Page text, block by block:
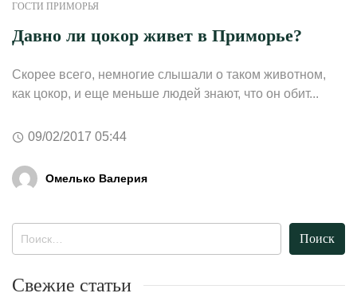
ГОСТИ ПРИМОРЬЯ
Давно ли цокор живет в Приморье?
Скорее всего, немногие слышали о таком животном,
как цокор, и еще меньше людей знают, что он обит...
09/02/2017 05:44
Омелько Валерия
Свежие статьи